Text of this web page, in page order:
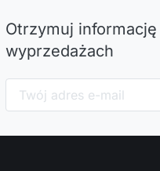
Otrzymuj
wyprzedażach